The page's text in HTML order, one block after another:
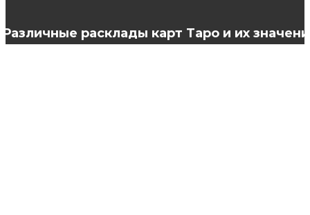
Различные расклады карт Таро и их